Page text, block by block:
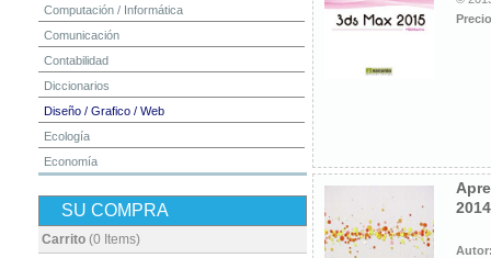
Computación / Informática
Comunicación
Contabilidad
Diccionarios
Diseño / Grafico / Web
Ecología
Economía
Electrónica
Estadística
SU COMPRA
Carrito (0 Items)
2014